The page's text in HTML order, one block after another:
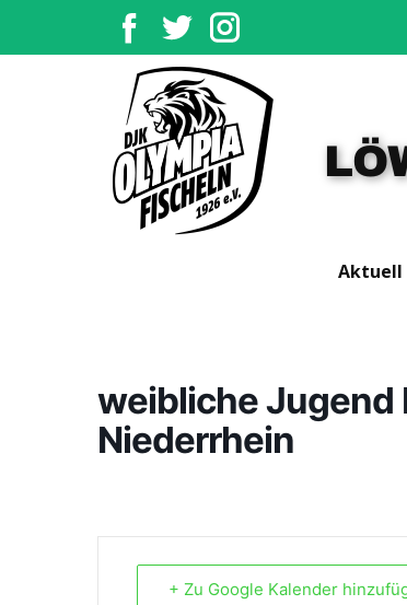
Aktuell
weibliche Jugend
Niederrhein
+ Zu Google Kalender